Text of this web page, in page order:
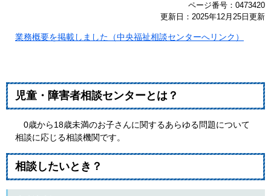
ページ番号：0473420
更新日：2025年12月25日更新
業務概要を掲載しました（中央福祉相談センターへリンク）
児童・障害者相談センターとは？
0歳から18歳未満のお子さんに関するあらゆる問題について
相談に応じる相談機関です。
相談したいとき？